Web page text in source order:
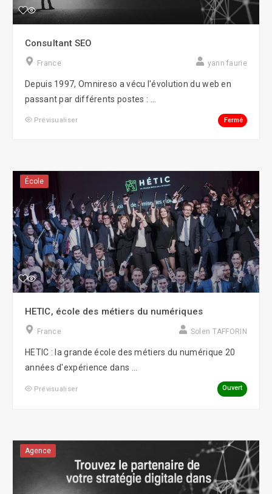
Consultant SEO
France yann faurie
Depuis 1997, Omnireso a vécu l'évolution du web en
passant par différents postes : ...
Prévisualiser Fermé
École
HETIC, école des métiers du numériques
France Solen TAFFORIN
HETIC : la grande école des métiers du numérique 20
années d'expérience dans ...
Prévisualiser Ouvert
Agence